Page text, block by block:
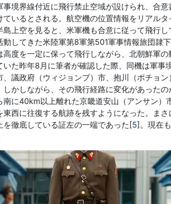
境界線付近に飛行禁止空域が設けられ、合意
いるとされる。航空機の位置情報をリアル
上空を見ると、米軍機も合意に従って飛行
してきた米陸軍第8軍第501軍事情報旅団隷
度を一定に保って飛行しながら、北朝鮮軍
た昨年8月に筆者が確認した際、同機は軍事
議政府（ウィジョンブ）市、抱川（ポチョ
かしながら、その飛行経路に変化があった
に40km以上離れた京畿道安山（アンサン）
西に往復する航跡を残すようになった。ま
を徹底している証左の一端であった[5]。現在